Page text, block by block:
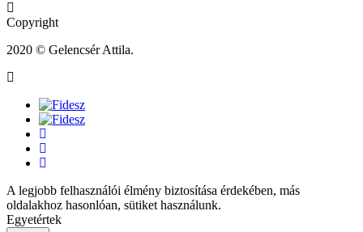
Copyright
2020 © Gelencsér Attila.
A legjobb felhasználói élmény biztosítása érdekében, más
oldalakhoz hasonlóan, sütiket használunk.
Egyetértek